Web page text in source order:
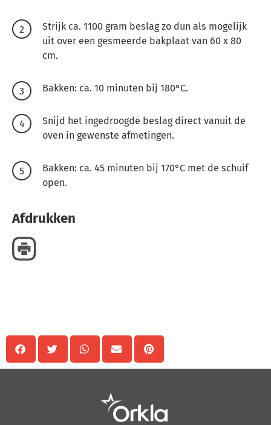
Strijk ca. 1100 gram beslag zo dun als mogelijk
uit over een gesmeerde bakplaat van 60 x 80
cm.
Bakken: ca. 10 minuten bij 180°C.
Snijd het ingedroogde beslag direct vanuit de
oven in gewenste afmetingen.
Bakken: ca. 45 minuten bij 170°C met de schuif
open.
Afdrukken